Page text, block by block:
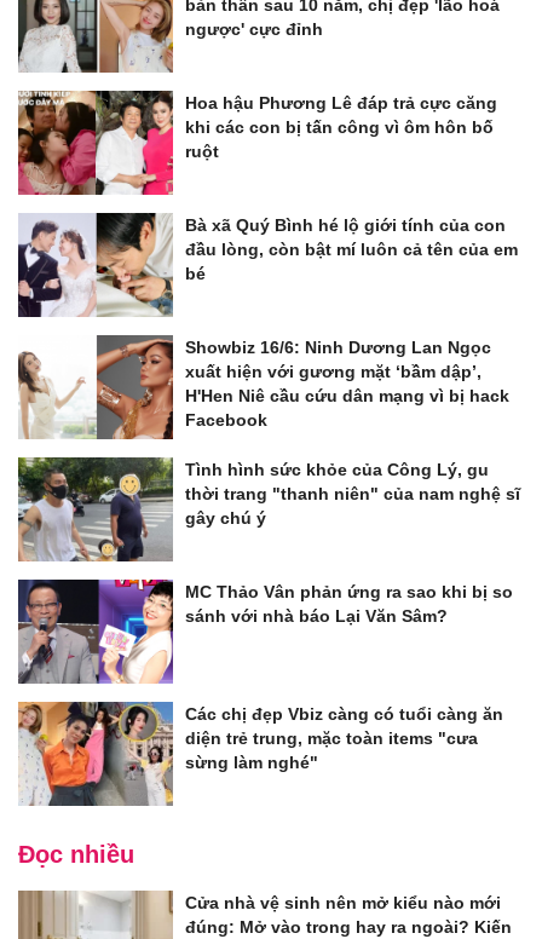
bản thân sau 10 năm, chị đẹp 'lão hoá
ngược' cực đỉnh
Hoa hậu Phương Lê đáp trả cực căng
khi các con bị tấn công vì ôm hôn bố
ruột
Bà xã Quý Bình hé lộ giới tính của con
đầu lòng, còn bật mí luôn cả tên của em
bé
Showbiz 16/6: Ninh Dương Lan Ngọc
xuất hiện với gương mặt ‘bầm dập’,
H'Hen Niê cầu cứu dân mạng vì bị hack
Facebook
Tình hình sức khỏe của Công Lý, gu
thời trang "thanh niên" của nam nghệ sĩ
gây chú ý
MC Thảo Vân phản ứng ra sao khi bị so
sánh với nhà báo Lại Văn Sâm?
Các chị đẹp Vbiz càng có tuổi càng ăn
diện trẻ trung, mặc toàn items "cưa
sừng làm nghé"
Đọc nhiều
Cửa nhà vệ sinh nên mở kiểu nào mới
đúng: Mở vào trong hay ra ngoài? Kiến